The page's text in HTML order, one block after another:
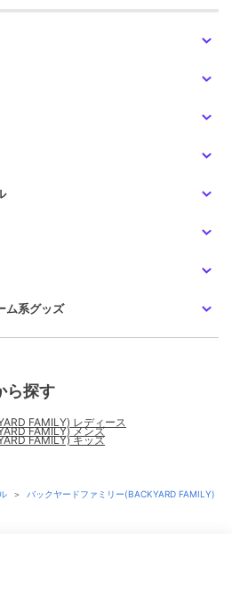
ム系グッズ
ら探す
FAMILY) レディース
FAMILY) メンズ
FAMILY) キッズ
＞
バックヤードファミリー(BACKYARD FAMILY)